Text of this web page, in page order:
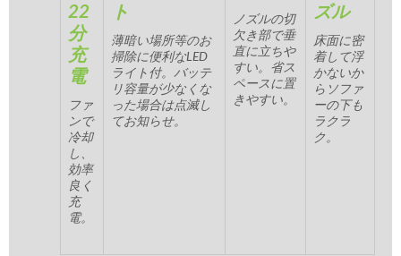
22
分
充
電
ファ
ンで
冷却
し、
効率
良く
充
電。
ト
薄暗い場所等のお
掃除に便利なLED
ライト付。バッテ
リ容量が少なくな
った場合は点滅し
てお知らせ。
ノズルの切
欠き部で垂
直に立ちや
すい。省ス
ペースに置
きやすい。
ズル
床面に密
着して浮
かないか
らソファ
ーの下も
ラクラ
ク。